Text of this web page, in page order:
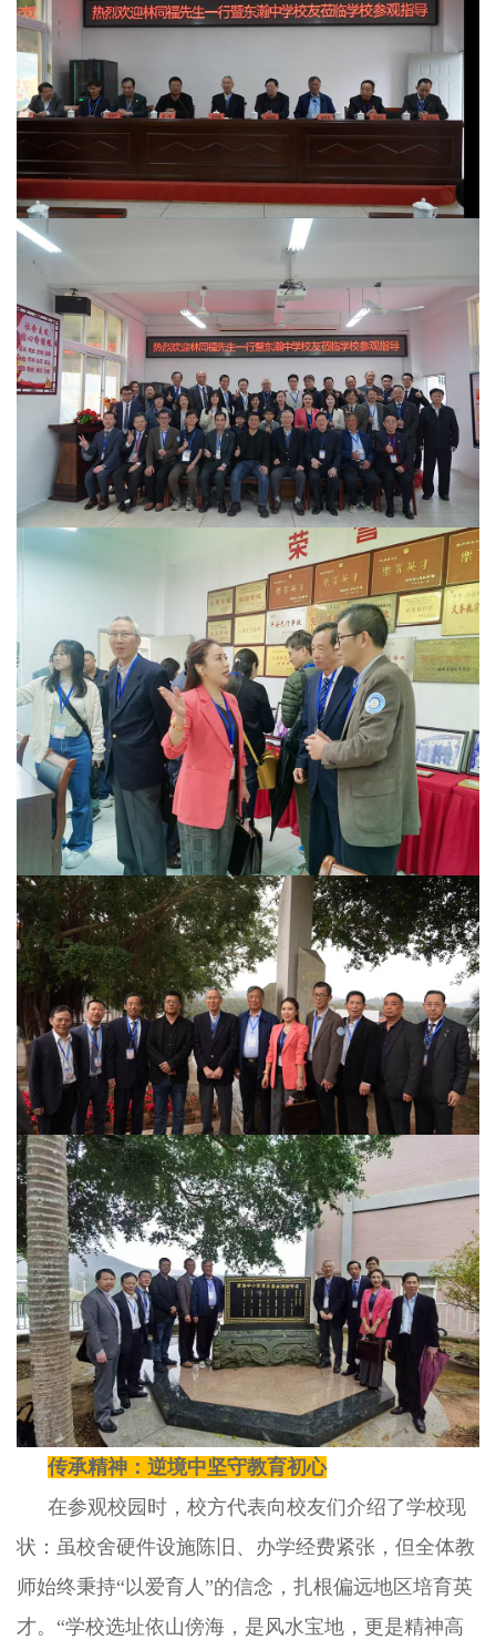
传承精神：逆境中坚守教育初心
在参观校园时，校方代表向校友们介绍了学校现
状：虽校舍硬件设施陈旧、办学经费紧张，但全体教
师始终秉持“以爱育人”的信念，扎根偏远地区培育英
才。“学校选址依山傍海，是风水宝地，更是精神高